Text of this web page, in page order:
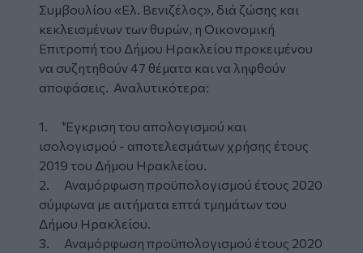
Συμβουλίου «Ελ. Βενιζέλος», διά ζώσης και
κεκλεισμένων των θυρών, η Οικονομική
Επιτροπή του Δήμου Ηρακλείου προκειμένου
να συζητηθούν 47 θέματα και να ληφθούν
αποφάσεις. Αναλυτικότερα:
1. 'Έγκριση του απολογισμού και
ισολογισμού - αποτελεσμάτων χρήσης έτους
2019 του Δήμου Ηρακλείου.
2. Αναμόρφωση προϋπολογισμού έτους 2020
σύμφωνα με αιτήματα επτά τμημάτων του
Δήμου Ηρακλείου.
3. Αναμόρφωση προϋπολογισμού έτους 2020